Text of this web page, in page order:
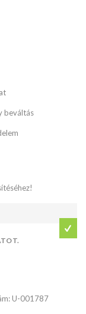
beváltás
U-001787